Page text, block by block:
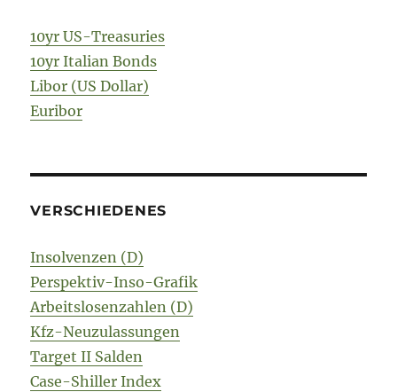
10yr US-Treasuries
10yr Italian Bonds
Libor (US Dollar)
Euribor
VERSCHIEDENES
Insolvenzen (D)
Perspektiv-Inso-Grafik
Arbeitslosenzahlen (D)
Kfz-Neuzulassungen
Target II Salden
Case-Shiller Index